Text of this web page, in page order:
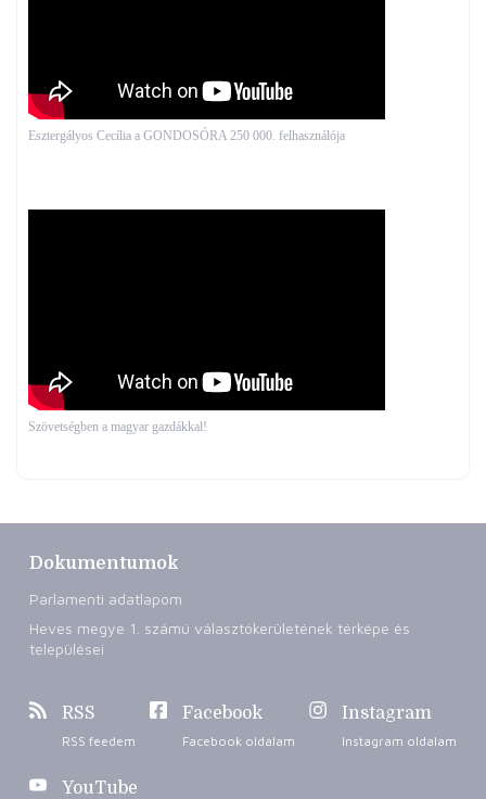
Esztergályos Cecília a GONDOSÓRA 250 000. felhasználója
Szövetségben a magyar gazdákkal!
Dokumentumok
Parlamenti adatlapom
Heves megye 1. számú választókerületének térképe és
települései
RSS
RSS feedem
Facebook
Facebook oldalam
Instagram
Instagram oldalam
YouTube